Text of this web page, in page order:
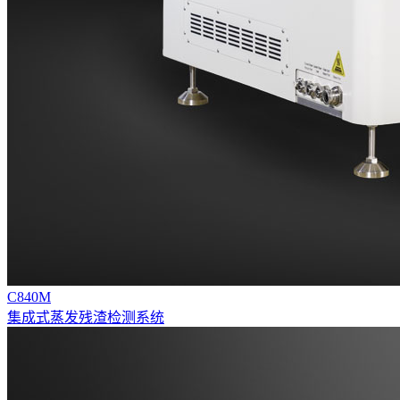
C840M
集成式蒸发残渣检测系统